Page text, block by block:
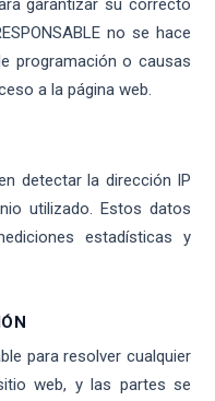
garantizar su correcto
no se hace
programación o causas
a la página web.
detectar la dirección IP
utilizado. Estos datos
estadísticas y
para resolver cualquier
web, y las partes se